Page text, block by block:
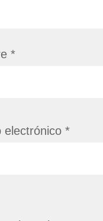
*
electrónico *